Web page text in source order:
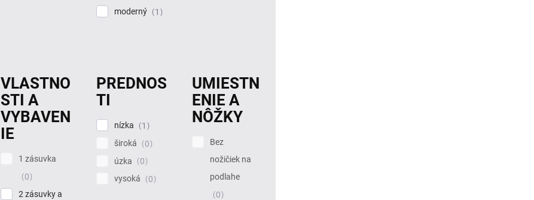
moderný
1
VLASTNO
STI A
VYBAVEN
IE
1 zásuvka
0
2 zásuvky a
PREDNOS
TI
nízka
1
široká
0
úzka
0
vysoká
0
UMIESTN
ENIE A
NÔŽKY
Bez
nožičiek na
podlahe
0